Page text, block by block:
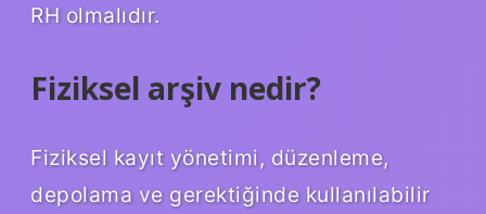
RH olmalıdır.
Fiziksel arşiv nedir?
Fiziksel kayıt yönetimi, düzenleme,
depolama ve gerektiğinde kullanılabilir